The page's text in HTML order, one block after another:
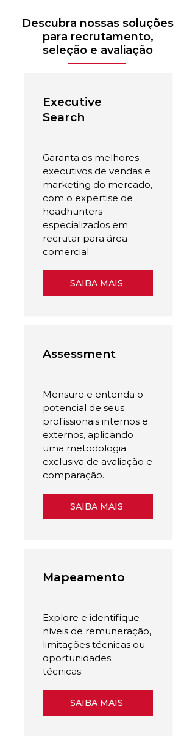
Descubra nossas soluções
para recrutamento,
seleção e avaliação
Executive
Search
Garanta os melhores
executivos de vendas e
marketing do mercado,
com o expertise de
headhunters
especializados em
recrutar para área
comercial.
SAIBA MAIS
Assessment
Mensure e entenda o
potencial de seus
profissionais internos e
externos, aplicando
uma metodologia
exclusiva de avaliação e
comparação.
SAIBA MAIS
Mapeamento
Explore e identifique
níveis de remuneração,
limitações técnicas ou
oportunidades
técnicas.
SAIBA MAIS